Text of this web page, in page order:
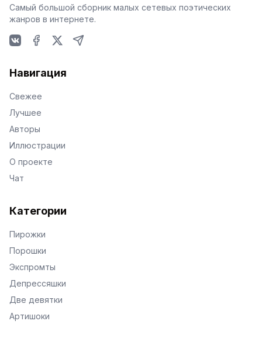
Самый большой сборник малых сетевых поэтических
жанров в интернете.
Навигация
Свежее
Лучшее
Авторы
Иллюстрации
О проекте
Чат
Категории
Пирожки
Порошки
Экспромты
Депрессяшки
Две девятки
Артишоки